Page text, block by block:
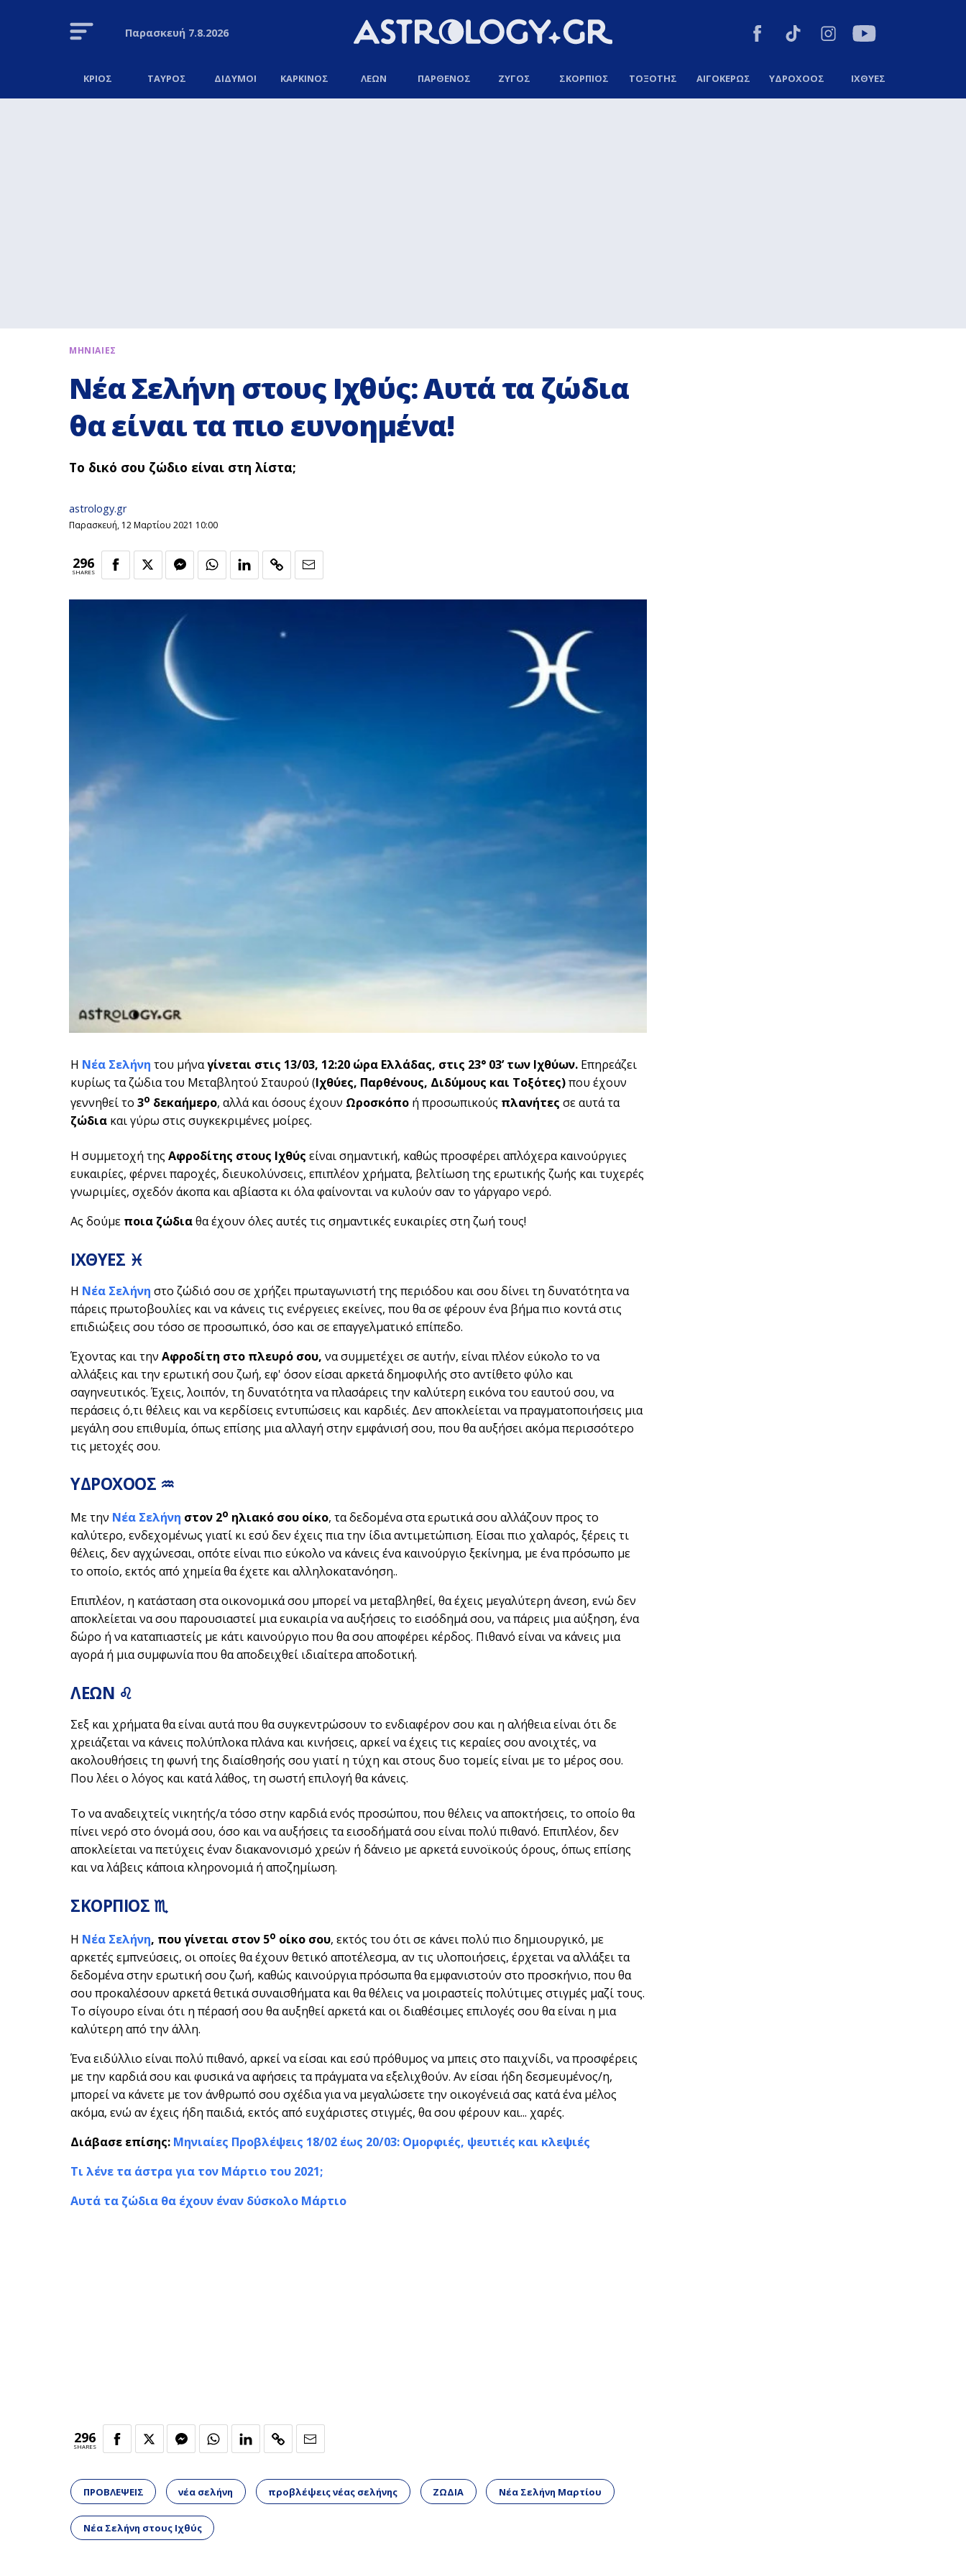
Παρασκευή7.8.2026
ΚΡΙΟΣ ΤΑΥΡΟΣ ΔΙΔΥΜΟΙ ΚΑΡΚΙΝΟΣ ΛΕΩΝ ΠΑΡΘΕΝΟΣ ΖΥΓΟΣ ΣΚΟΡΠΙΟΣ ΤΟΞΟΤΗΣ ΑΙΓΟΚΕΡΩΣ ΥΔΡΟΧΟΟΣ ΙΧΘΥΕΣ
ΜΗΝΙΑΙΕΣ
Νέα Σελήνη στους Ιχθύς: Αυτά τα ζώδια
θα είναι τα πιο ευνοημένα!
Το δικό σου ζώδιο είναι στη λίστα;
astrology.gr
Παρασκευή, 12 Μαρτίου 2021 10:00
296
SHARES
Η Νέα Σελήνη του μήναγίνεται στις 13/03, 12:20 ώρα Ελλάδας, στις 23° 03’ των Ιχθύων. Επηρεάζει
κυρίως τα ζώδια του Μεταβλητού Σταυρού (Ιχθύες, Παρθένους, Διδύμους και Τοξότες)που έχουν
γεννηθεί το 3ο δεκαήμερο, αλλά και όσους έχουν Ωροσκόπο ή προσωπικούς πλανήτες σε αυτά τα
ζώδια και γύρω στις συγκεκριμένες μοίρες.
Η συμμετοχή της Αφροδίτης στους Ιχθύς είναι σημαντική, καθώς προσφέρει απλόχερα καινούργιες
ευκαιρίες, φέρνει παροχές, διευκολύνσεις, επιπλέον χρήματα, βελτίωση της ερωτικής ζωής και τυχερές
γνωριμίες, σχεδόν άκοπα και αβίαστα κι όλα φαίνονται να κυλούν σαν το γάργαρο νερό.
Ας δούμε ποια ζώδιαθα έχουν όλες αυτές τις σημαντικές ευκαιρίες στη ζωή τους!
ΙΧΘΥΕΣ ♓
Η Νέα Σελήνη στο ζώδιό σου σε χρήζει πρωταγωνιστή της περιόδου και σου δίνει τη δυνατότητα να
πάρεις πρωτοβουλίες και να κάνεις τις ενέργειες εκείνες, που θα σε φέρουν ένα βήμα πιο κοντά στις
επιδιώξεις σου τόσο σε προσωπικό, όσο και σε επαγγελματικό επίπεδο.
Έχοντας και την Αφροδίτη στο πλευρό σου, να συμμετέχει σε αυτήν, είναι πλέον εύκολο το να
αλλάξεις και την ερωτική σου ζωή, εφ' όσον είσαι αρκετά δημοφιλής στο αντίθετο φύλο και
σαγηνευτικός. Έχεις, λοιπόν, τη δυνατότητα να πλασάρεις την καλύτερη εικόνα του εαυτού σου, να
περάσεις ό,τι θέλεις και να κερδίσεις εντυπώσεις και καρδιές. Δεν αποκλείεται να πραγματοποιήσεις μια
μεγάλη σου επιθυμία, όπως επίσης μια αλλαγή στην εμφάνισή σου, που θα αυξήσει ακόμα περισσότερο
τις μετοχές σου.
ΥΔΡΟΧΟΟΣ ♒
Με την Νέα Σελήνη στον 2ο ηλιακό σου οίκο, τα δεδομένα στα ερωτικά σου αλλάζουν προς το
καλύτερο, ενδεχομένως γιατί κι εσύ δεν έχεις πια την ίδια αντιμετώπιση. Είσαι πιο χαλαρός, ξέρεις τι
θέλεις, δεν αγχώνεσαι, οπότε είναι πιο εύκολο να κάνεις ένα καινούργιο ξεκίνημα, με ένα πρόσωπο με
το οποίο, εκτός από χημεία θα έχετε και αλληλοκατανόηση..
Επιπλέον, η κατάσταση στα οικονομικά σου μπορεί να μεταβληθεί, θα έχεις μεγαλύτερη άνεση, ενώ δεν
αποκλείεται να σου παρουσιαστεί μια ευκαιρία να αυξήσεις το εισόδημά σου, να πάρεις μια αύξηση, ένα
δώρο ή να καταπιαστείς με κάτι καινούργιο που θα σου αποφέρει κέρδος. Πιθανό είναι να κάνεις μια
αγορά ή μια συμφωνία που θα αποδειχθεί ιδιαίτερα αποδοτική.
ΛΕΩΝ ♌
Σεξ και χρήματα θα είναι αυτά που θα συγκεντρώσουν το ενδιαφέρον σου και η αλήθεια είναι ότι δε
χρειάζεται να κάνεις πολύπλοκα πλάνα και κινήσεις, αρκεί να έχεις τις κεραίες σου ανοιχτές, να
ακολουθήσεις τη φωνή της διαίσθησής σου γιατί η τύχη και στους δυο τομείς είναι με το μέρος σου.
Που λέει ο λόγος και κατά λάθος, τη σωστή επιλογή θα κάνεις.
Το να αναδειχτείς νικητής/α τόσο στην καρδιά ενός προσώπου, που θέλεις να αποκτήσεις, το οποίο θα
πίνει νερό στο όνομά σου, όσο και να αυξήσεις τα εισοδήματά σου είναι πολύ πιθανό. Επιπλέον, δεν
αποκλείεται να πετύχεις έναν διακανονισμό χρεών ή δάνειο με αρκετά ευνοϊκούς όρους, όπως επίσης
και να λάβεις κάποια κληρονομιά ή αποζημίωση.
ΣΚΟΡΠΙΟΣ ♏
Η Νέα Σελήνη, που γίνεται στον 5ο οίκο σου, εκτός του ότι σε κάνει πολύ πιο δημιουργικό, με
αρκετές εμπνεύσεις, οι οποίες θα έχουν θετικό αποτέλεσμα, αν τις υλοποιήσεις, έρχεται να αλλάξει τα
δεδομένα στην ερωτική σου ζωή, καθώς καινούργια πρόσωπα θα εμφανιστούν στο προσκήνιο, που θα
σου προκαλέσουν αρκετά θετικά συναισθήματα και θα θέλεις να μοιραστείς πολύτιμες στιγμές μαζί τους.
Το σίγουρο είναι ότι η πέρασή σου θα αυξηθεί αρκετά και οι διαθέσιμες επιλογές σου θα είναι η μια
καλύτερη από την άλλη.
Ένα ειδύλλιο είναι πολύ πιθανό, αρκεί να είσαι και εσύ πρόθυμος να μπεις στο παιχνίδι, να προσφέρεις
με την καρδιά σου και φυσικά να αφήσεις τα πράγματα να εξελιχθούν. Αν είσαι ήδη δεσμευμένος/η,
μπορεί να κάνετε με τον άνθρωπό σου σχέδια για να μεγαλώσετε την οικογένειά σας κατά ένα μέλος
ακόμα, ενώ αν έχεις ήδη παιδιά, εκτός από ευχάριστες στιγμές, θα σου φέρουν και... χαρές.
Διάβασε επίσης: Μηνιαίες Προβλέψεις 18/02 έως 20/03: Ομορφιές, ψευτιές και κλεψιές
Τι λένε τα άστρα για τον Μάρτιο του 2021;
Αυτά τα ζώδια θα έχουν έναν δύσκολο Μάρτιο
296
SHARES
ΠΡΟΒΛΕΨΕΙΣ νέα σελήνη προβλέψεις νέας σελήνης ΖΩΔΙΑ Νέα Σελήνη Μαρτίου
Νέα Σελήνη στους Ιχθύς